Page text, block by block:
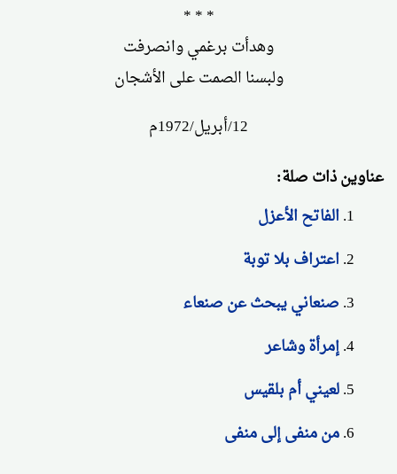
* * *
وهدأت برغمي وانصرفت
ولبسنا الصمت على الأشجان
12/أبريل/1972م
عناوين ذات صلة:
الفاتح الأعزل
اعتراف بلا توبة
صنعاني يبحث عن صنعاء
إمرأة وشاعر
لعيني أم بلقيس
من منفى إلى منفى